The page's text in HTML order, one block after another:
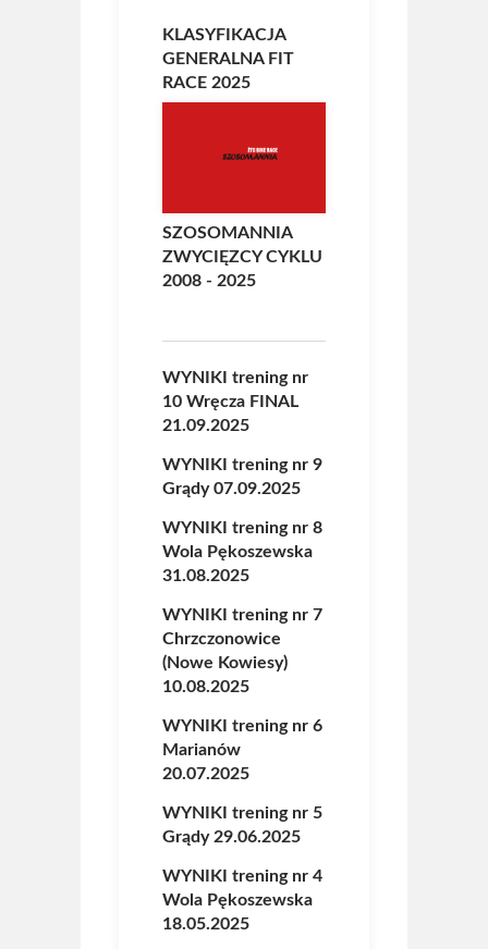
KLASYFIKACJA
GENERALNA FIT
RACE 2025
SZOSOMANNIA
ZWYCIĘZCY CYKLU
2008 - 2025
WYNIKI trening nr
10 Wręcza FINAL
21.09.2025
WYNIKI trening nr 9
Grądy 07.09.2025
WYNIKI trening nr 8
Wola Pękoszewska
31.08.2025
WYNIKI trening nr 7
Chrzczonowice
(Nowe Kowiesy)
10.08.2025
WYNIKI trening nr 6
Marianów
20.07.2025
WYNIKI trening nr 5
Grądy 29.06.2025
WYNIKI trening nr 4
Wola Pękoszewska
18.05.2025